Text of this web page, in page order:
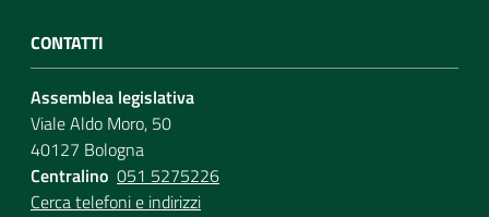
CONTATTI
Assemblea legislativa
Viale Aldo Moro, 50
40127 Bologna
Centralino 051 5275226
Cerca telefoni e indirizzi